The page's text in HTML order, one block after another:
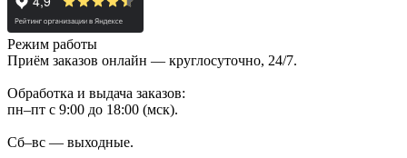
Режим работы
Приём заказов онлайн — круглосуточно, 24/7.
Обработка и выдача заказов:
пн–пт с 9:00 до 18:00 (мск).
Сб–вс — выходные.